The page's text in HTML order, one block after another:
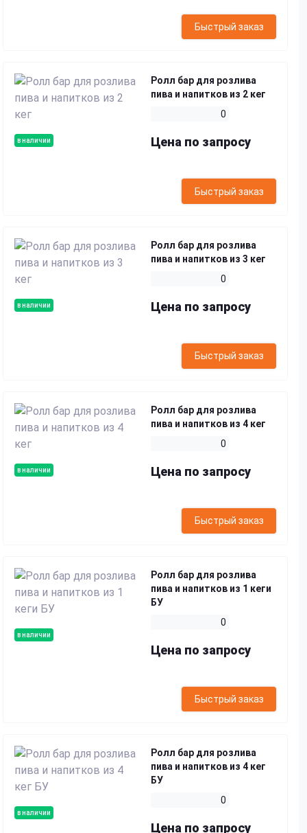
Быстрый заказ
в наличии
Ролл бар для розлива
пива и напитков из 2 кег
0
Цена по запросу
Быстрый заказ
в наличии
Ролл бар для розлива
пива и напитков из 3 кег
0
Цена по запросу
Быстрый заказ
в наличии
Ролл бар для розлива
пива и напитков из 4 кег
0
Цена по запросу
Быстрый заказ
в наличии
Ролл бар для розлива
пива и напитков из 1 кеги
БУ
0
Цена по запросу
Быстрый заказ
в наличии
Ролл бар для розлива
пива и напитков из 4 кег
БУ
0
Цена по запросу